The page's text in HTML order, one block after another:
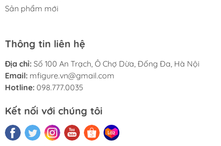
Sản phẩm mới
Thông tin liên hệ
Địa chỉ: Số 100 An Trạch, Ô Chợ Dừa, Đống Đa, Hà Nội
Email: mfigure.vn@gmail.com
Hotline: 098.777.0035
Kết nối với chúng tôi